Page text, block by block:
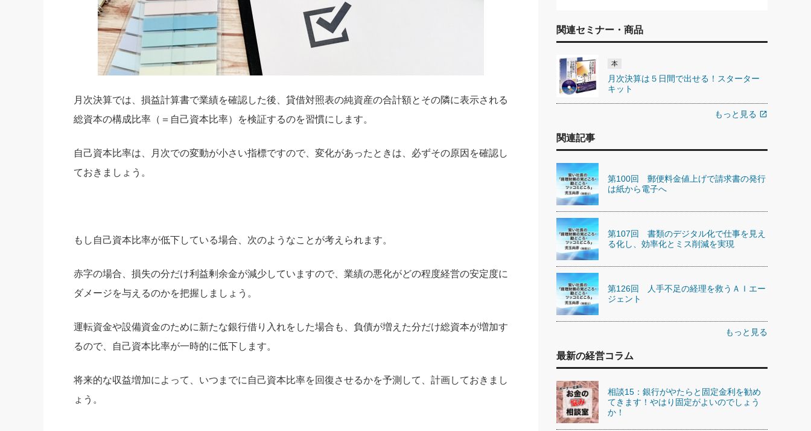
月次決算では、損益計算書で業績を確認した後、貸借対照表の純資産の合計額とその隣に表示される
総資本の構成比率（＝自己資本比率）を検証するのを習慣にします。
自己資本比率は、月次での変動が小さい指標ですので、変化があったときは、必ずその原因を確認し
ておきましょう。
もし自己資本比率が低下している場合、次のようなことが考えられます。
赤字の場合、損失の分だけ利益剰余金が減少していますので、業績の悪化がどの程度経営の安定度に
ダメージを与えるのかを把握しましょう。
運転資金や設備資金のために新たな銀行借り入れをした場合も、負債が増えた分だけ総資本が増加す
るので、自己資本比率が一時的に低下します。
将来的な収益増加によって、いつまでに自己資本比率を回復させるかを予測して、計画しておきまし
ょう。
関連セミナー・商品
本
月次決算は５日間で出せる！スターター
キット
もっと見る open_in_new
関連記事
第100回 郵便料金値上げで請求書の発行
は紙から電子へ
第107回 書類のデジタル化で仕事を見え
る化し、効率化とミス削減を実現
第126回 人手不足の経理を救うＡＩエー
ジェント
もっと見る
最新の経営コラム
相談15：銀行がやたらと固定金利を勧め
てきます！やはり固定がよいのでしょう
か！